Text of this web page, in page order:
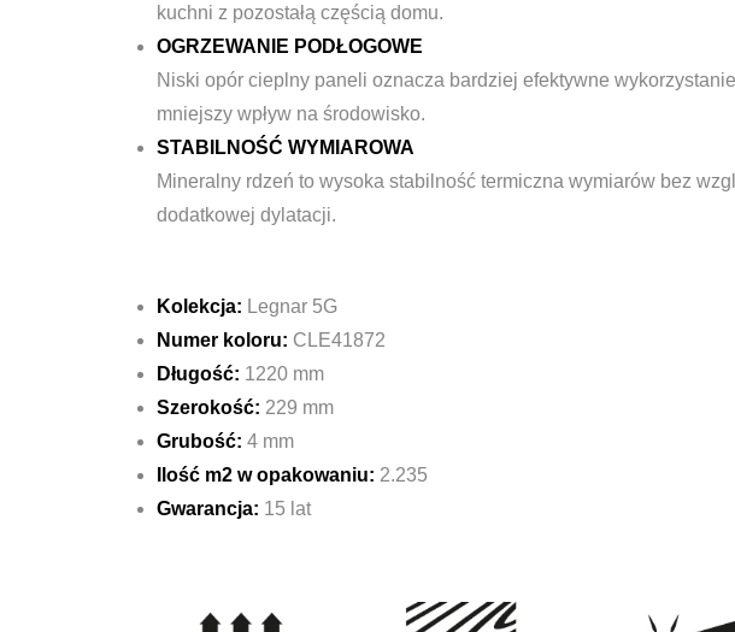
kuchni z pozostałą częścią domu.
OGRZEWANIE PODŁOGOWE
Niski opór cieplny paneli oznacza bardziej efektywne
mniejszy wpływ na środowisko.
STABILNOŚĆ WYMIAROWA
Mineralny rdzeń to wysoka stabilność termiczna wymiarów bez
dodatkowej dylatacji.
Kolekcja: Legnar 5G
Numer koloru: CLE41872
Długość: 1220 mm
Szerokość: 229 mm
Grubość: 4 mm
Ilość m2 w opakowaniu: 2.235
Gwarancja: 15 lat